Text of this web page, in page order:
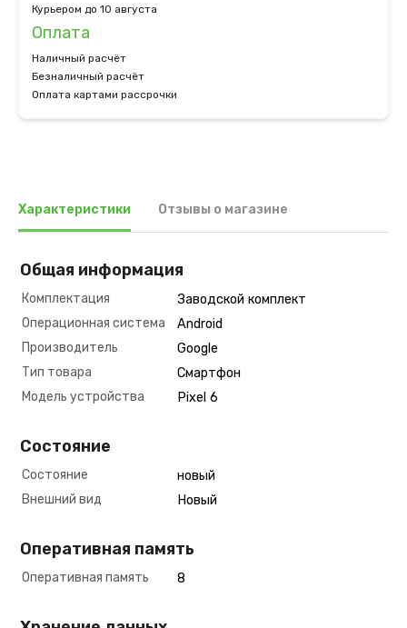
Курьером до 10 августа
Оплата
Наличный расчёт
Безналичный расчёт
Оплата картами рассрочки
Характеристики Отзывы о магазине
Общая информация
Комплектация
Заводской комплект
Операционная система
Android
Производитель
Google
Тип товара
Смартфон
Модель устройства
Pixel 6
Состояние
Состояние
новый
Внешний вид
Новый
Оперативная память
Оперативная память 8